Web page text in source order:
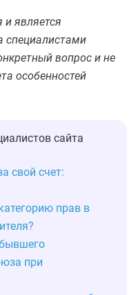
и является
специалистами
вопрос и не
особенностей
сайта
свой счет:
прав в
при